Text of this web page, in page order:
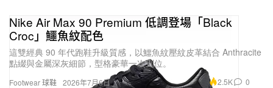
Footwear 球鞋
Nike Air Max 90 Premium 低調登場「Black
Croc」鱷魚紋配色
這雙經典 90 年代跑鞋升級質感，以鱷魚紋壓紋皮革結合 Anthracite
點綴與金屬深灰細節，型格豪華一次到位。
2026年7月6日 2.5K 0